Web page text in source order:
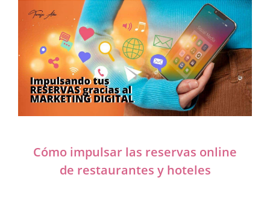
Cómo impulsar las reservas online
de restaurantes y hoteles